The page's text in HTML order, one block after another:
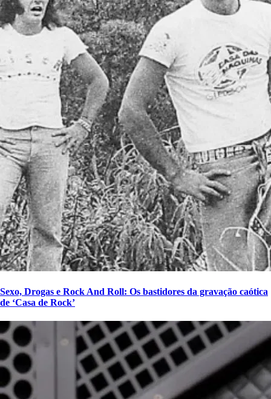
Sexo, Drogas e Rock And Roll: Os bastidores da gravação caótica
de ‘Casa de Rock’